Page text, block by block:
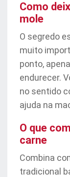
Como
mole
O segredo
muito
ponto,
endurecer.
no sentido
ajuda na
O que
carne
Combina
tradicional